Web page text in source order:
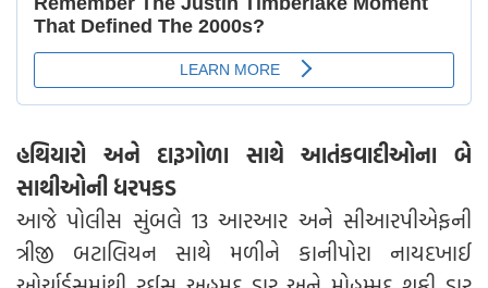
હથિયારો અને દારૂગોળા સાથે આતંકવાદીઓના બે
સાથીઓની ધરપકડ
આજે પોલીસ સુંબલે 13 આરઆર અને સીઆરપીએફની
ત્રીજી બટાલિયન સાથે મળીને કાનીપોરા નાયદખાઈ